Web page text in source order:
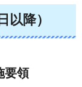
以降）
要領